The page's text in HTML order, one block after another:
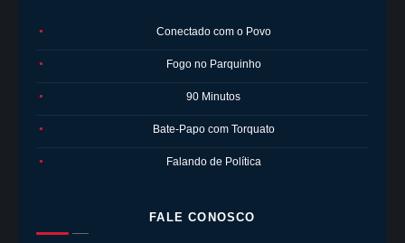
● Conectado com o Povo
● Fogo no Parquinho
● 90 Minutos
● Bate-Papo com Torquato
● Falando de Política
FALE CONOSCO